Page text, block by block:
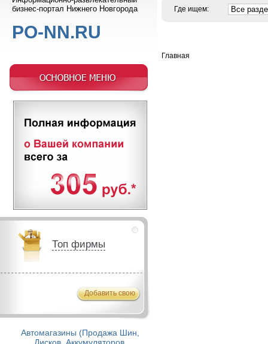
Где ищем:
Главная
бизнес-портал Нижнего Новгорода
PO-NN.RU
Топ фирмы
Добавить свою
Автомагазины (Продажа Шин,